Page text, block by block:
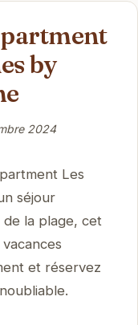
by
2024
Les
séjour
la plage, cet
et réservez